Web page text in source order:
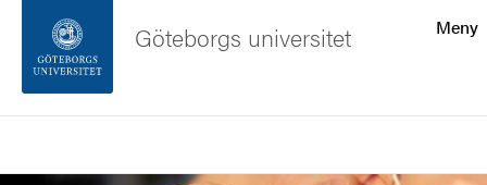
Sidfoten
Meny
Göteborgs universitet